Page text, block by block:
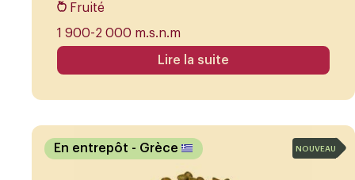
Fruité
1 900-2 000 m.s.n.m
Lire la suite
En entrepôt - Grèce NOUVEAU